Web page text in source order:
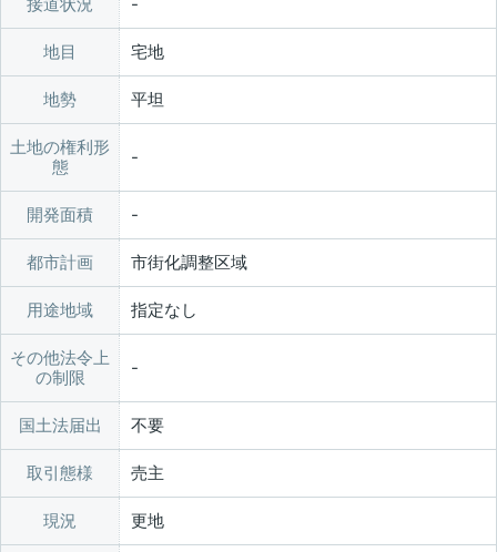
地目 宅地
地勢 平坦
土地の権利形
態
開発面積
都市計画 市街化調整区域
用途地域 指定なし
その他法令上
の制限
国土法届出 不要
取引態様 売主
現況 更地